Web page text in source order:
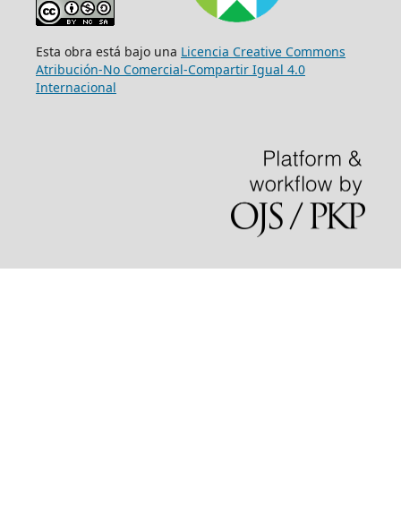
Esta obra está bajo una Licencia Creative Commons
Atribución-No Comercial-Compartir Igual 4.0
Internacional